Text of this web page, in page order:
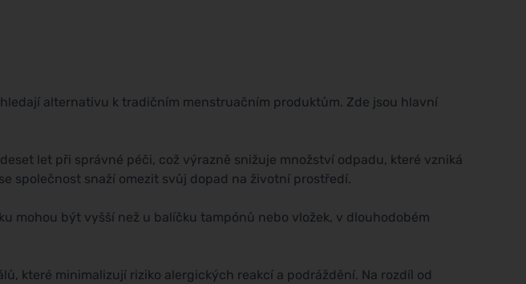
alternativu k tradičním menstruačním produktům. Zde jsou hlavní
let při správné péči, což výrazně snižuje množství odpadu, které vzniká
společnost snaží omezit svůj dopad na životní prostředí.
mohou být vyšší než u balíčku tampónů nebo vložek, v dlouhodobém
které minimalizují riziko alergických reakcí a podráždění. Na rozdíl od